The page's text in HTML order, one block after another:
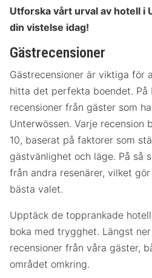
Utforska vårt urval av hotell i
din vistelse idag!
Gästrecensioner
Gästrecensioner är viktiga för
hitta det perfekta boendet. På
recensioner från gäster som
Unterwössen. Varje recension
10, baserat på faktorer som
gästvänlighet och läge. På så
från andra resenärer, vilket
bästa valet.
Upptäck de topprankade
boka med trygghet. Längst
recensioner från våra gäster,
området omkring.